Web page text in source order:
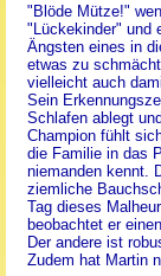
"Blöde Mütze!"
"Lückekinder" und
Ängsten eines in
etwas zu
vielleicht auch
Sein
Schlafen ablegt
Champion fühlt
die Familie in das
niemanden kennt.
ziemliche
Tag dieses
beobachtet er
Der andere ist
Zudem hat Martin